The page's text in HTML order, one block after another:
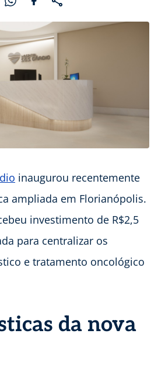
inaugurou recentemente
ampliada em Florianópolis.
investimento de R$2,5
para centralizar os
e tratamento oncológico
da nova